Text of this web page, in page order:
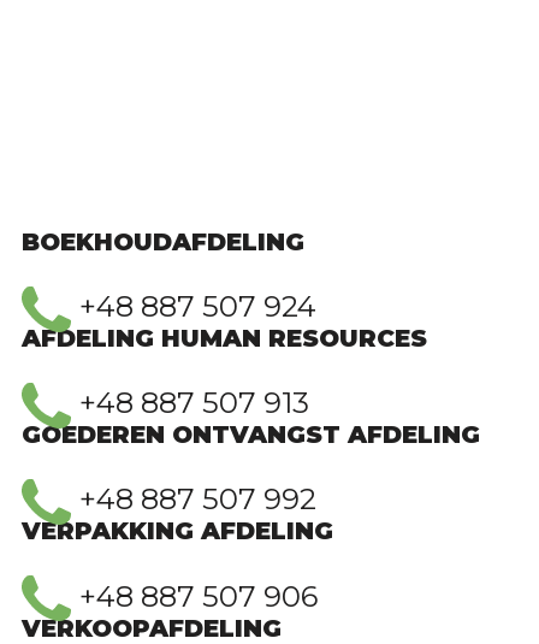
BOEKHOUDAFDELING
+48 887 507 924
AFDELING HUMAN RESOURCES
+48 887 507 913
GOEDEREN ONTVANGST AFDELING
+48 887 507 992
VERPAKKING AFDELING
+48 887 507 906
VERKOOPAFDELING